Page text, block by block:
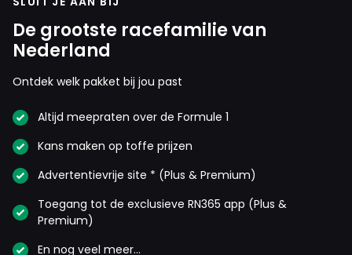
De grootste racefamilie van
Nederland
Ontdek welk pakket bij jou past
Altijd meepraten over de Formule 1
Kans maken op toffe prijzen
Advertentievrije site * (Plus & Premium)
Toegang tot de exclusieve RN365 app (Plus &
Premium)
En nog veel meer…